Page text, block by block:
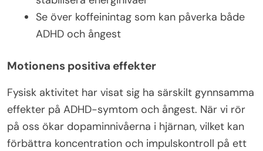
Se över koffeinintag som kan påverka både
ADHD och ångest
Motionens positiva effekter
Fysisk aktivitet har visat sig ha särskilt gynnsamma
effekter på ADHD-symtom och ångest. När vi rör
på oss ökar dopaminnivåerna i hjärnan, vilket kan
förbättra koncentration och impulskontroll på ett